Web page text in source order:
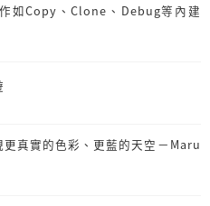
如Copy、Clone、Debug等內建
真實的色彩、更藍的天空－Maru